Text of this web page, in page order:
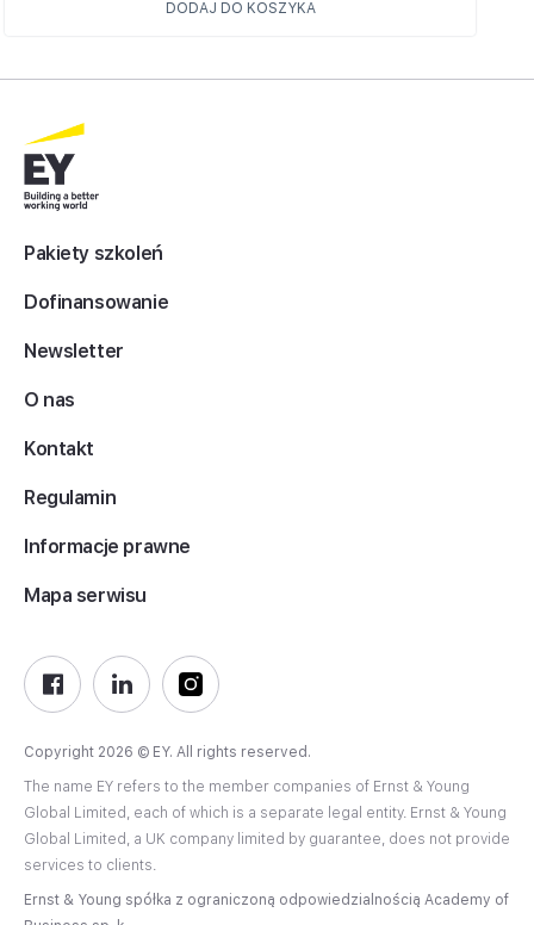
DODAJ DO KOSZYKA
Pakiety szkoleń
Dofinansowanie
Newsletter
O nas
Kontakt
Regulamin
Informacje prawne
Mapa serwisu
Copyright 2026 © EY. All rights reserved.
The name EY refers to the member companies of Ernst & Young
Global Limited, each of which is a separate legal entity. Ernst & Young
Global Limited, a UK company limited by guarantee, does not provide
services to clients.
Ernst & Young spółka z ograniczoną odpowiedzialnością Academy of